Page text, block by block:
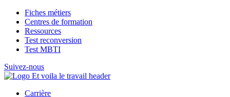
Fiches métiers
Centres de formation
Ressources
Test reconversion
Test MBTI
Suivez-nous
Carrière